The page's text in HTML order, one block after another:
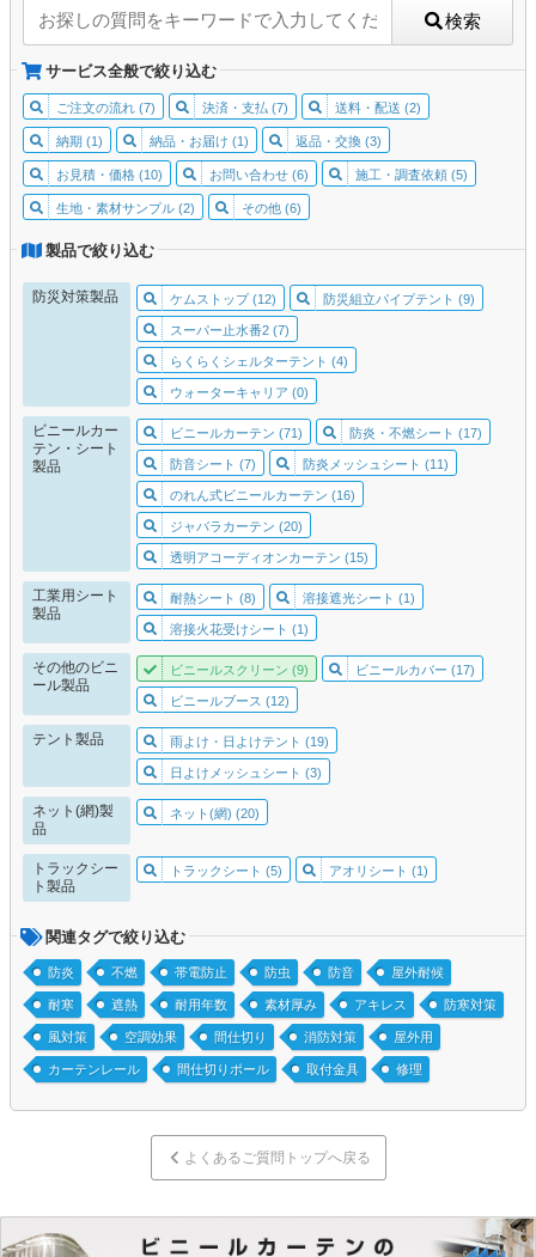
検索
サービス全般で絞り込む
ご注文の流れ (7) 決済・支払 (7) 送料・配送 (2)
納期 (1) 納品・お届け (1) 返品・交換 (3)
お見積・価格 (10) お問い合わせ (6) 施工・調査依頼 (5)
生地・素材サンプル (2) その他 (6)
製品で絞り込む
防災対策製品 ケムストップ (12) 防災組立パイプテント (9)
スーパー止水番2 (7)
らくらくシェルターテント (4)
ウォーターキャリア (0)
ビニールカー
テン・シート
製品
ビニールカーテン (71) 防炎・不燃シート (17)
防音シート (7) 防炎メッシュシート (11)
のれん式ビニールカーテン (16)
ジャバラカーテン (20)
透明アコーディオンカーテン (15)
工業用シート
製品
耐熱シート (8) 溶接遮光シート (1)
溶接火花受けシート (1)
その他のビニ
ール製品
ビニールスクリーン (9) ビニールカバー (17)
ビニールブース (12)
テント製品 雨よけ・日よけテント (19)
日よけメッシュシート (3)
ネット(網)製
品
ネット(網) (20)
トラックシー
ト製品
トラックシート (5) アオリシート (1)
関連タグで絞り込む
防炎 不燃 帯電防止 防虫 防音 屋外耐候
耐寒 遮熱 耐用年数 素材厚み アキレス 防寒対策
風対策 空調効果 間仕切り 消防対策 屋外用
カーテンレール 間仕切りポール 取付金具 修理
よくあるご質問トップへ戻る